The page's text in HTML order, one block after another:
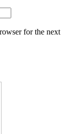
for the next